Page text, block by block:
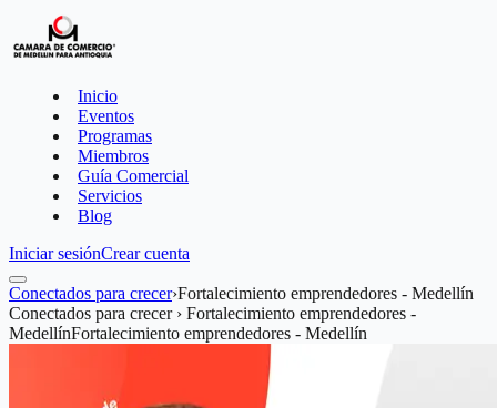
Inicio
Eventos
Programas
Miembros
Guía Comercial
Servicios
Blog
Iniciar sesiónCrear cuenta
Conectados para crecer›Fortalecimiento emprendedores - Medellín
Conectados para crecer › Fortalecimiento emprendedores -
MedellínFortalecimiento emprendedores - Medellín